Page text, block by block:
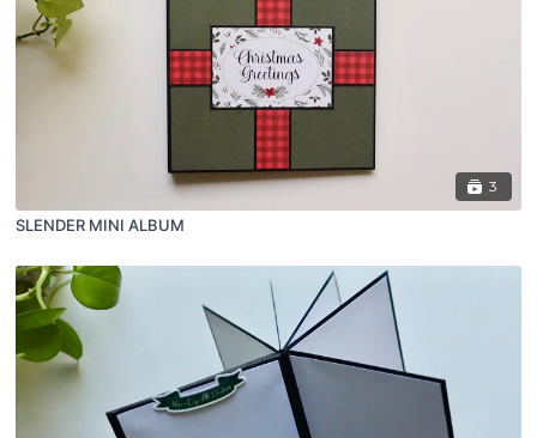
3
SLENDER MINI ALBUM